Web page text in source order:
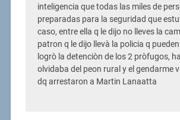
inteligencia que todas las miles de
preparadas para la seguridad que
caso, entre ella q le dijo no lleves la
patron q le dijo llevà la policia q
logrò la detenciòn de los 2 pròfugos,
olvidaba del peon rural y el gendarme
dq arrestaron a Martin Lanaatta